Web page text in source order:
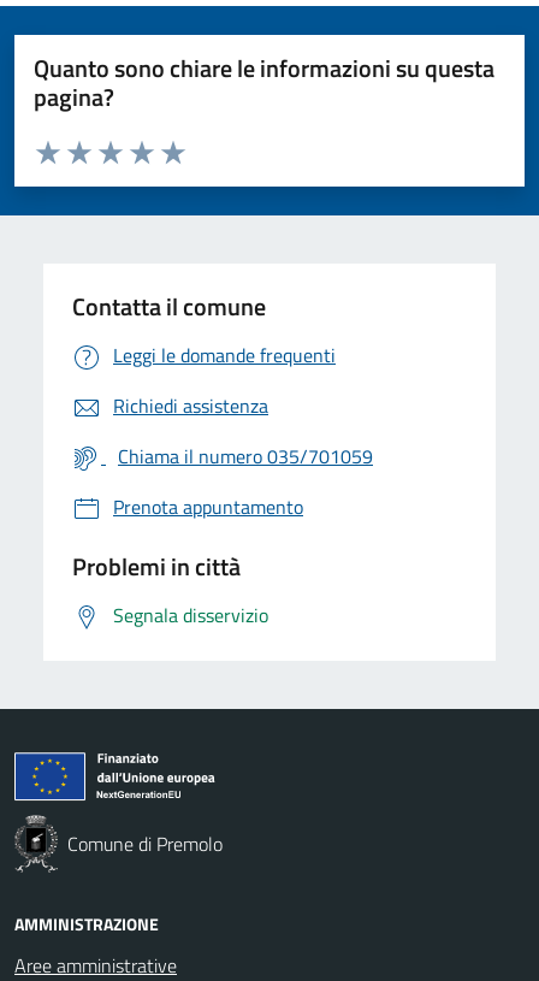
Quanto sono chiare le informazioni su questa
pagina?
Valuta da 1 a 5 stelle la pagina
Valuta 5 stelle su 5
Valuta 4 stelle su 5
Valuta 3 stelle su 5
Valuta 2 stelle su 5
Valuta 1 stelle su 5
Contatta il comune
Leggi le domande frequenti
Richiedi assistenza
Chiama il numero 035/701059
Prenota appuntamento
Problemi in città
Segnala disservizio
Comune di Premolo
AMMINISTRAZIONE
Aree amministrative